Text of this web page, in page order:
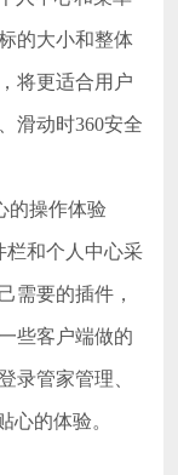
的大小和整体
将更适合用户
滑动时360安全
操作体验
和个人中心采
需要的插件，
些客户端做的
录管家管理、
心的体验。